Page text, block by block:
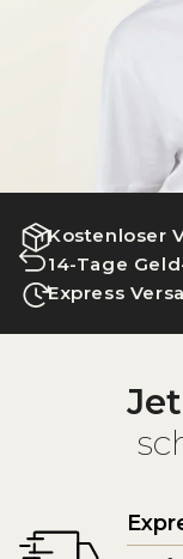
Kostenloser
14-Tage
Express